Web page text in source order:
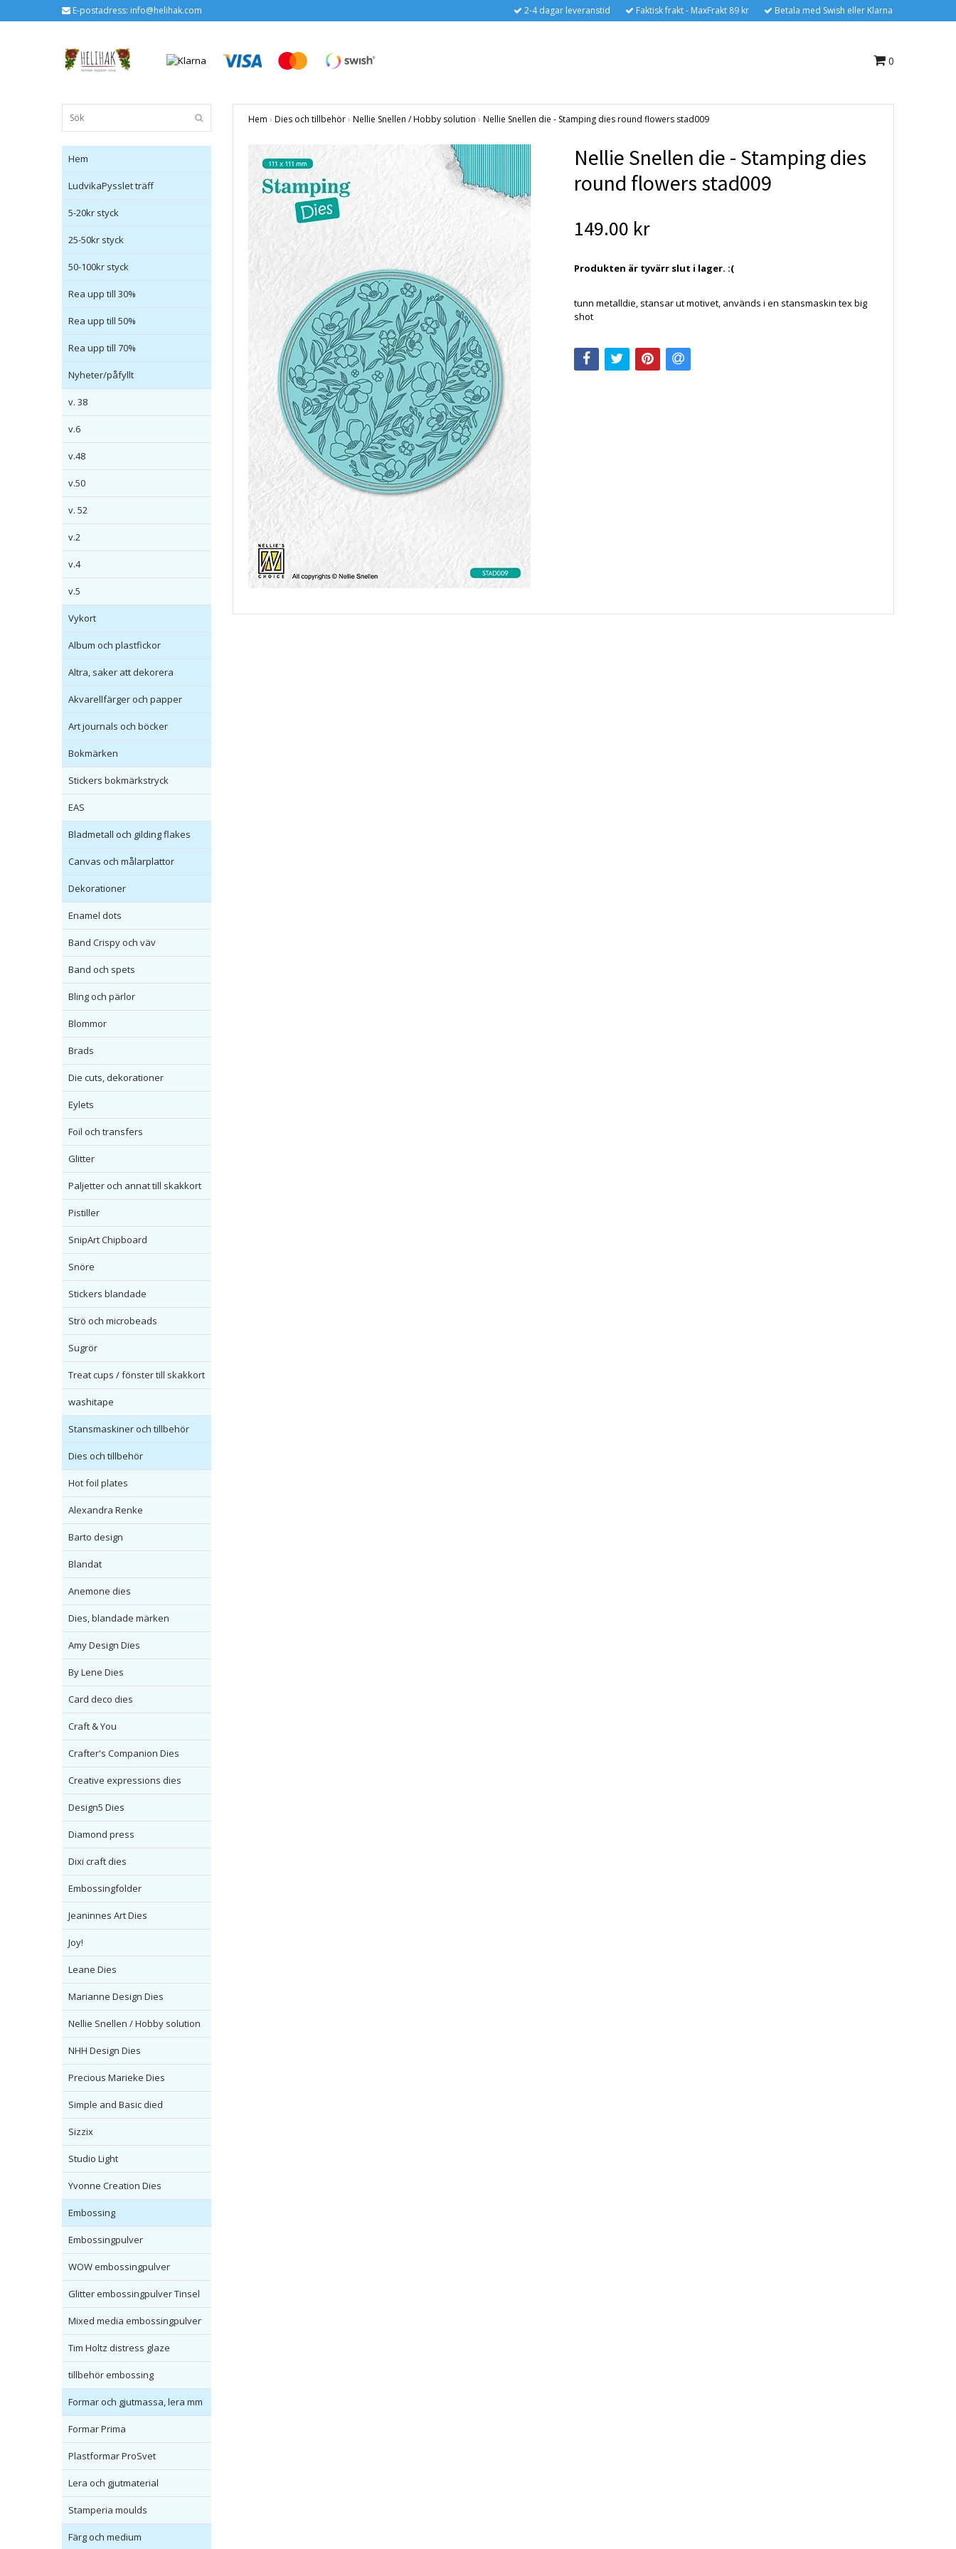
E-postadress: info@helihak.com 2-4 dagar leveranstid Faktisk frakt - MaxFrakt 89 kr Betala med Swish eller Klarna
0
Hem
LudvikaPysslet träff
5-20kr styck
25-50kr styck
50-100kr styck
Rea upp till 30%
Rea upp till 50%
Rea upp till 70%
Nyheter/påfyllt
v. 38
v.6
v.48
v.50
v. 52
v.2
v.4
v.5
Vykort
Album och plastfickor
Altra, saker att dekorera
Akvarellfärger och papper
Art journals och böcker
Bokmärken
Stickers bokmärkstryck
EAS
Bladmetall och gilding flakes
Canvas och målarplattor
Dekorationer
Enamel dots
Band Crispy och väv
Band och spets
Bling och pärlor
Blommor
Brads
Die cuts, dekorationer
Eylets
Foil och transfers
Glitter
Paljetter och annat till skakkort
Pistiller
SnipArt Chipboard
Snöre
Stickers blandade
Strö och microbeads
Sugrör
Treat cups / fönster till skakkort
washitape
Stansmaskiner och tillbehör
Dies och tillbehör
Hot foil plates
Alexandra Renke
Barto design
Blandat
Anemone dies
Dies, blandade märken
Amy Design Dies
By Lene Dies
Card deco dies
Craft & You
Crafter's Companion Dies
Creative expressions dies
Design5 Dies
Diamond press
Dixi craft dies
Embossingfolder
Jeaninnes Art Dies
Joy!
Leane Dies
Marianne Design Dies
Nellie Snellen / Hobby solution
NHH Design Dies
Precious Marieke Dies
Simple and Basic died
Sizzix
Studio Light
Yvonne Creation Dies
Embossing
Embossingpulver
WOW embossingpulver
Glitter embossingpulver Tinsel
Mixed media embossingpulver
Tim Holtz distress glaze
tillbehör embossing
Formar och gjutmassa, lera mm
Formar Prima
Plastformar ProSvet
Lera och gjutmaterial
Stamperia moulds
Färg och medium
Hem › Dies och tillbehör› Nellie Snellen / Hobby solution › Nellie Snellen die - Stamping dies round flowers stad009
Nellie Snellen die - Stamping dies
round flowers stad009
149.00 kr
Produkten är tyvärr slut i lager. :(
tunn metalldie, stansar ut motivet, används i en stansmaskin tex big
shot